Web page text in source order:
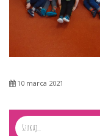
10 marca 2021